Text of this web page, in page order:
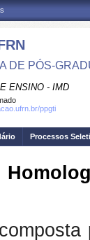
DE PÓS-
ENSINO - IMD
ppgti
Processos